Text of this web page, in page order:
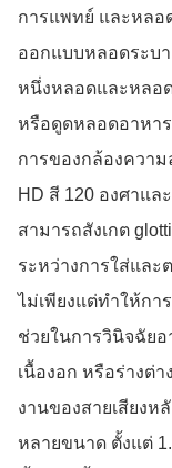
การแพทย์ และหลอ
ออกแบบหลอดระบ
หนึ่งหลอดและหลอ
หรือดูดหลอดอาหา
การของกล้องควา
HD สี 120 องศาแล
สามารถสังเกต
ระหว่างการใส่แล
ไม่เพียงแต่ทําให้กา
ช่วยในการวินิจฉัย
เนื้องอก หรือร่างต่
งานของสายเสียง
หลายขนาด ตั้งแต่